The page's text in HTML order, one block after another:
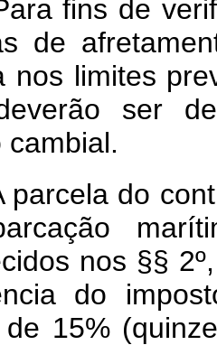
fins de
de
nos limites
ser
cambial.
parcela do
nos §§
do
15%